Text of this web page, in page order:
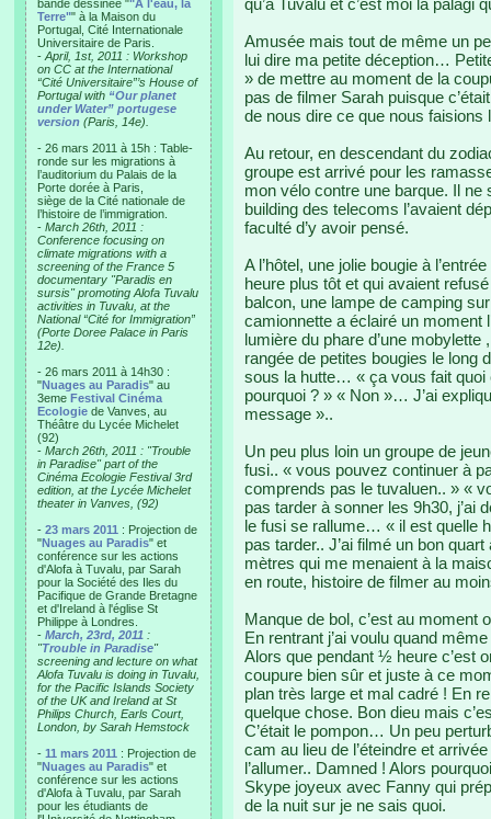
bande dessinée ""A l'eau, la
Terre"" à la Maison du
Portugal, Cité Internationale
Universitaire de Paris.
- April, 1st, 2011 : Workshop
on CC at the International
“Cité Universitaire”’s House of
Portugal with “Our planet
under Water” portugese
version (Paris, 14e).
- 26 mars 2011 à 15h : Table-
ronde sur les migrations à
l’auditorium du Palais de la
Porte dorée à Paris,
siège de la Cité nationale de
l’histoire de l’immigration.
- March 26th, 2011 :
Conference focusing on
climate migrations with a
screening of the France 5
documentary "Paradis en
sursis" promoting Alofa Tuvalu
activities in Tuvalu, at the
National “Cité for Immigration”
(Porte Doree Palace in Paris
12e).
- 26 mars 2011 à 14h30 :
"Nuages au Paradis" au
3eme Festival Cinéma
Ecologie de Vanves, au
Théâtre du Lycée Michelet
(92)
- March 26th, 2011 : "Trouble
in Paradise" part of the
Cinéma Ecologie Festival 3rd
edition, at the Lycée Michelet
theater in Vanves, (92)
- 23 mars 2011 : Projection de
"Nuages au Paradis" et
conférence sur les actions
d'Alofa à Tuvalu, par Sarah
pour la Société des Iles du
Pacifique de Grande Bretagne
et d'Ireland à l'église St
Philippe à Londres.
- March, 23rd, 2011 :
"Trouble in Paradise"
screening and lecture on what
Alofa Tuvalu is doing in Tuvalu,
for the Pacific Islands Society
of the UK and Ireland at St
Philips Church, Earls Court,
London, by Sarah Hemstock
- 11 mars 2011 : Projection de
"Nuages au Paradis" et
conférence sur les actions
d'Alofa à Tuvalu, par Sarah
pour les étudiants de
qu’à Tuvalu et c’est moi la palagi
Amusée mais tout de même un
lui dire ma petite déception…
» de mettre au moment de la
pas de filmer Sarah puisque
de nous dire ce que nous faisions
Au retour, en descendant du
groupe est arrivé pour les
mon vélo contre une barque. Il ne
building des telecoms l’avaient
faculté d’y avoir pensé.
A l’hôtel, une jolie bougie à
heure plus tôt et qui avaient
balcon, une lampe de camping
camionnette a éclairé un moment
lumière du phare d’une
rangée de petites bougies le long
sous la hutte… « ça vous fait quoi
pourquoi ? » « Non »… J’ai
message »..
Un peu plus loin un groupe de
fusi.. « vous pouvez continuer à
comprends pas le tuvaluen.. » «
pas tarder à sonner les 9h30, j’ai
le fusi se rallume… « il est quelle
pas tarder.. J’ai filmé un bon
mètres qui me menaient à la
en route, histoire de filmer au
Manque de bol, c’est au moment
En rentrant j’ai voulu quand
Alors que pendant ½ heure c’est
coupure bien sûr et juste à ce
plan très large et mal cadré ! En
quelque chose. Bon dieu mais
C’était le pompon… Un peu
cam au lieu de l’éteindre et
l’allumer.. Damned ! Alors
Skype joyeux avec Fanny qui
de la nuit sur je ne sais quoi.